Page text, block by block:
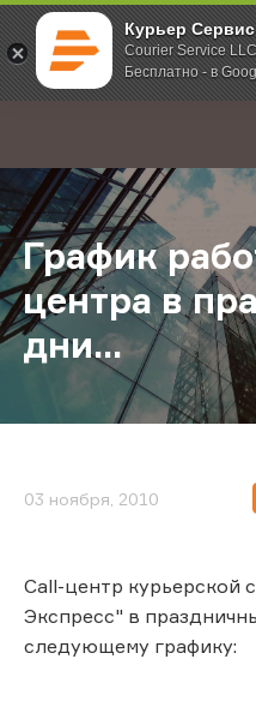
Курьер
Courier Service LLC
Бесплатно - в
; Главная О компании
График
центра в
дни...
03 ноября, 2010
Call-центр курьерской
Экспресс" в
следующему графику: